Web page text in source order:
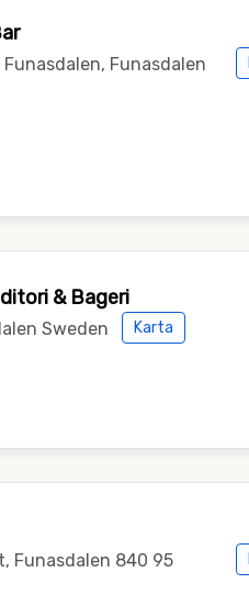
Funasdalen
& Bageri
Sweden Karta
Funasdalen 840 95